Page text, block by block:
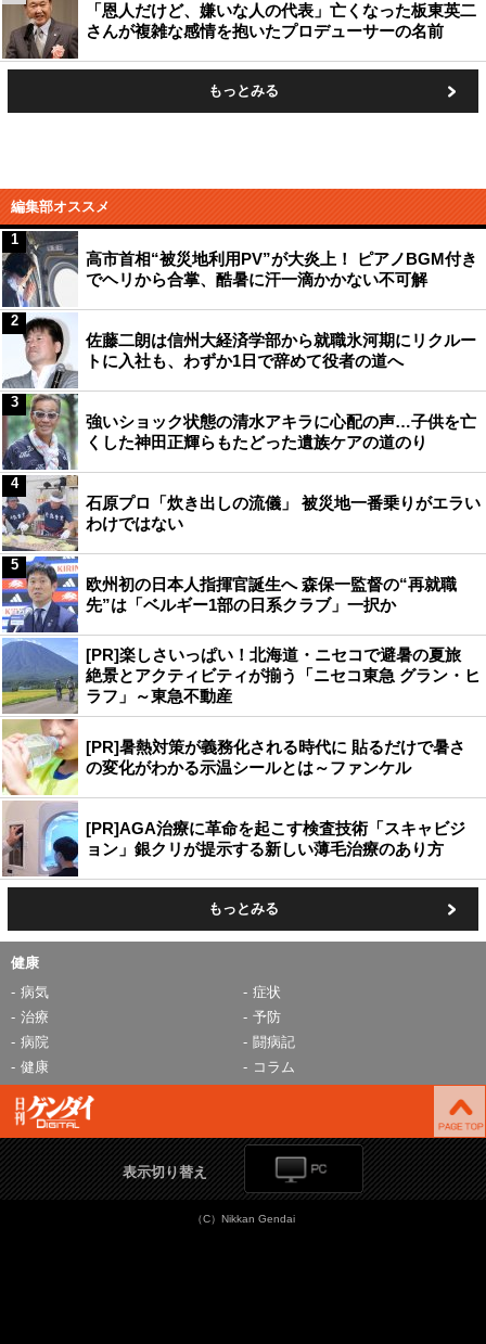
「恩人だけど、嫌いな人の代表」亡くなった板東英二
さんが複雑な感情を抱いたプロデューサーの名前
もっとみる
編集部オススメ
高市首相“被災地利用PV”が大炎上！ ピアノBGM付き
でヘリから合掌、酷暑に汗一滴かかない不可解
1
佐藤二朗は信州大経済学部から就職氷河期にリクルー
トに入社も、わずか1日で辞めて役者の道へ
2
強いショック状態の清水アキラに心配の声…子供を亡
くした神田正輝らもたどった遺族ケアの道のり
3
石原プロ「炊き出しの流儀」 被災地一番乗りがエラい
わけではない
4
欧州初の日本人指揮官誕生へ 森保一監督の“再就職
先”は「ベルギー1部の日系クラブ」一択か
5
[PR]楽しさいっぱい！北海道・ニセコで避暑の夏旅
絶景とアクティビティが揃う「ニセコ東急 グラン・ヒ
ラフ」～東急不動産
[PR]暑熱対策が義務化される時代に 貼るだけで暑さ
の変化がわかる示温シールとは～ファンケル
[PR]AGA治療に革命を起こす検査技術「スキャビジ
ョン」銀クリが提示する新しい薄毛治療のあり方
もっとみる
健康
病気
症状
治療
予防
病院
闘病記
健康
コラム
表示切り替え
（C）Nikkan Gendai